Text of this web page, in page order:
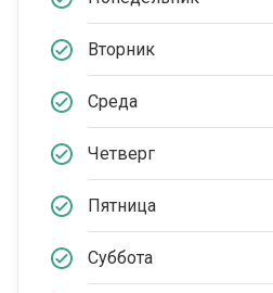
Вторник
Среда
Четверг
Пятница
Суббота